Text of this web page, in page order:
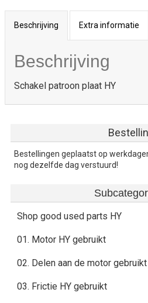
Beschrijving Extra informatie
Beschrijving
Schakel patroon plaat HY
Bestellingen geplaatst op
nog dezelfde dag verstuurd!
Shop good used parts HY
01. Motor HY gebruikt
02. Delen aan de motor gebruikt
03. Frictie HY gebruikt